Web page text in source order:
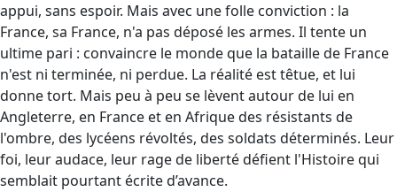
appui, sans espoir. Mais avec une folle conviction : la
France, sa France, n'a pas déposé les armes. Il tente un
ultime pari : convaincre le monde que la bataille de France
n'est ni terminée, ni perdue. La réalité est têtue, et lui
donne tort. Mais peu à peu se lèvent autour de lui en
Angleterre, en France et en Afrique des résistants de
l'ombre, des lycéens révoltés, des soldats déterminés. Leur
foi, leur audace, leur rage de liberté défient l'Histoire qui
semblait pourtant écrite d’avance.